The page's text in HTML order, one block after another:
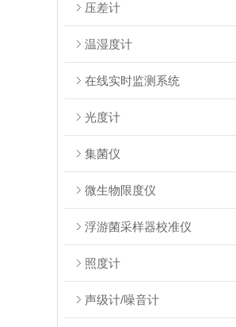
压差计
温湿度计
在线实时监测系统
光度计
集菌仪
微生物限度仪
浮游菌采样器校准仪
照度计
声级计/噪音计